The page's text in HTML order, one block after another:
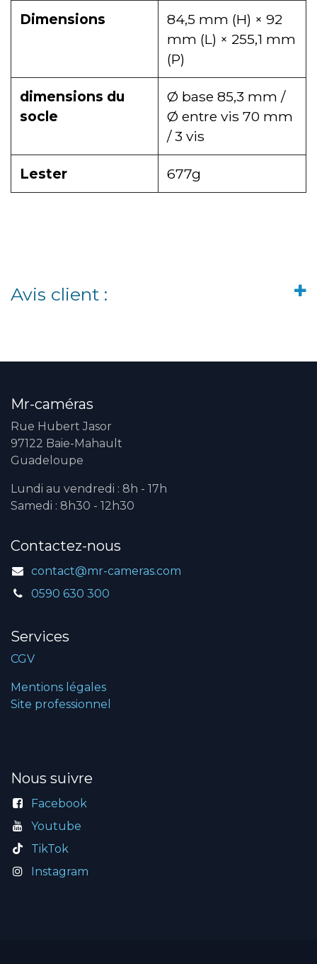
Dimensions
84,5 mm (H) × 92
mm (L) × 255,1 mm
(P)
dimensions du
socle
Ø base 85,3 mm /
Ø entre vis 70 mm
/ 3 vis
Lester 677g
Avis client :
Mr-caméras
Rue Hubert Jasor
97122 Baie-Mahault
Guadeloupe
Lundi au vendredi : 8h - 17h
Samedi : 8h30 - 12h30
Contactez-nous
contact@mr-cameras.com
0590 630 300
Services
CGV
Mentions légales
Site professionnel
Nous suivre
Facebook
Youtube
TikTok
Instagram